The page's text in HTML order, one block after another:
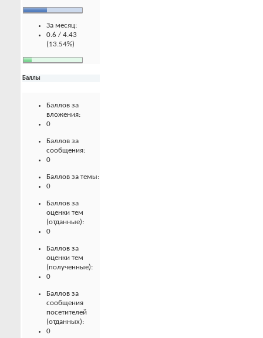
За месяц:
0.6 / 4.43
(13.54%)
Баллы
Баллов за
вложения:
0
Баллов за
сообщения:
0
Баллов за темы:
0
Баллов за
оценки тем
(отданные):
0
Баллов за
оценки тем
(полученные):
0
Баллов за
сообщения
посетителей
(отданных):
0